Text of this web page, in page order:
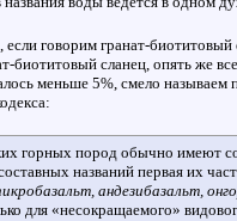
говорим гранат-
биотитовый сланец, опять же
меньше 5%, смело
горных пород обычно имеют
названий первая их
андезибазальт,
для «несокращаемого»